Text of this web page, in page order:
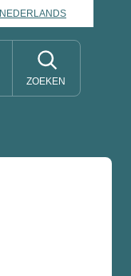
NEDERLANDS
ZOEKEN